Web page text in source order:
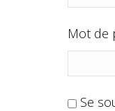
Mot de
Se